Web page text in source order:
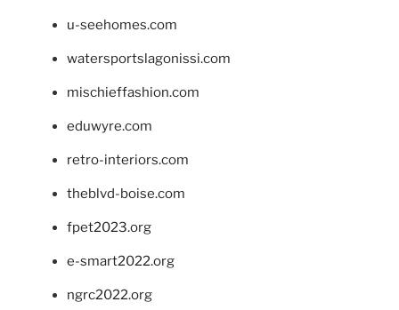
u-seehomes.com
watersportslagonissi.com
mischieffashion.com
eduwyre.com
retro-interiors.com
theblvd-boise.com
fpet2023.org
e-smart2022.org
ngrc2022.org